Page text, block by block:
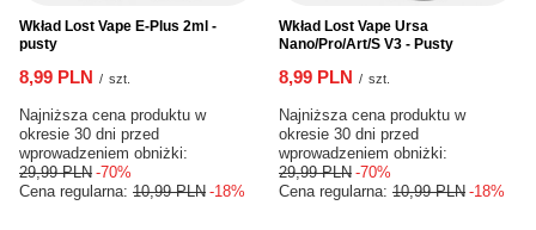
Wkład Lost Vape E-Plus 2ml -
pusty
8,99 PLN / szt.
Najniższa cena produktu w
okresie 30 dni przed
wprowadzeniem obniżki:
29,99 PLN -70%
Cena regularna: 10,99 PLN -18%
Wkład Lost Vape Ursa
Nano/Pro/Art/S V3 - Pusty
8,99 PLN / szt.
Najniższa cena produktu w
okresie 30 dni przed
wprowadzeniem obniżki:
29,99 PLN -70%
Cena regularna: 10,99 PLN -18%